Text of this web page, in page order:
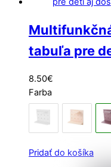
tabuľa pre
8.50€
Farba
Pridať do košíka